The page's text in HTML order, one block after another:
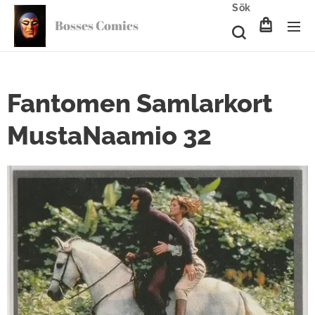
Bosses Comics
Sök
Fantomen Samlarkort
MustaNaamio 32